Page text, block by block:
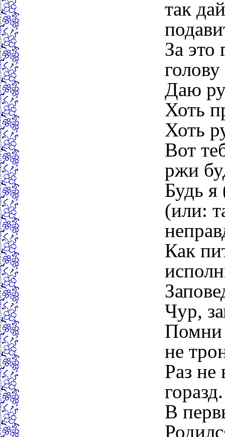
так
За это
Даю
Хоть
Хоть
Вот
ржи
Будь я
(или:
Как
Чур,
Помни
не
Раз не
горазд.
В